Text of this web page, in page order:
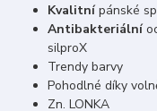
Kvalitnípánské
Antibakteriální
silproX
Trendy barvy
Pohodlné díky
Zn. LONKA